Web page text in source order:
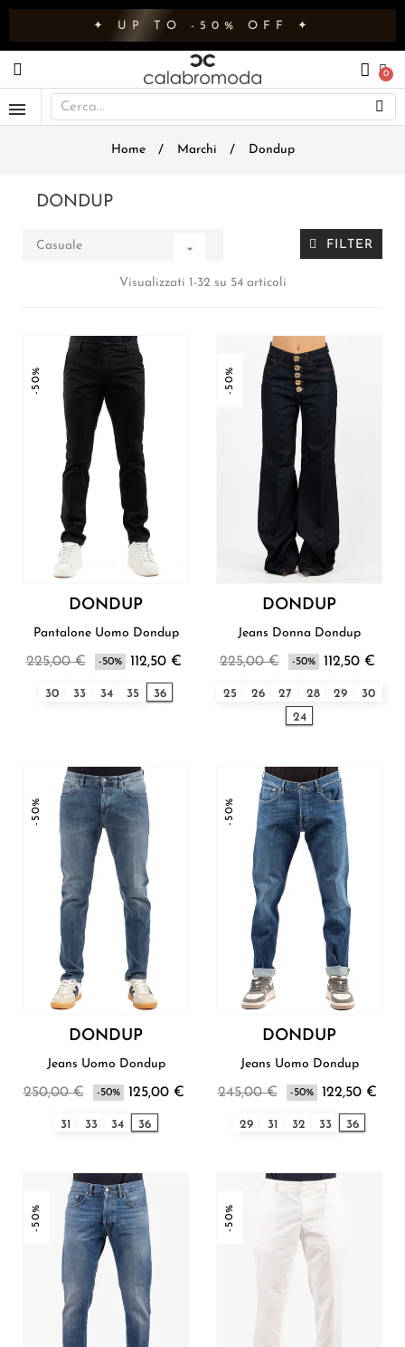
✦ UP TO -50% OFF ✦
Home Marchi Dondup
DONDUP
Casuale  FILTER
Visualizzati 1-32 su 54 articoli
-50%
DONDUP
Pantalone Uomo Dondup
225,00 € -50% 112,50 €
30 33 34 35 36
-50%
DONDUP
Jeans Donna Dondup
225,00 € -50% 112,50 €
25 26 27 28 29
30
24
-50%
DONDUP
Jeans Uomo Dondup
250,00 € -50% 125,00 €
31 33 34 36
-50%
DONDUP
Jeans Uomo Dondup
245,00 € -50% 122,50 €
29 31 32 33 36
-50% -50%